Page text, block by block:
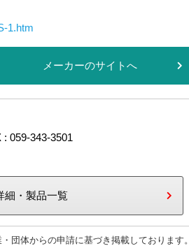
1.htm
メーカーのサイトへ
059-343-3501
細・製品一覧
団体からの申請に基づき掲載しております。